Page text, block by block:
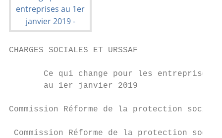
CHARGES SOCIALES ET URSSAF
       Ce qui change pour les entreprises
       au 1er janvier 2019
Commission Réforme de la protection
Commission Réforme de la protection